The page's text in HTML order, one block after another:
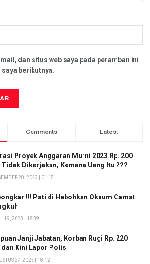
dan situs web saya pada peramban ini
berikutnya.
Comments Latest
Proyek Anggaran Murni 2023 Rp. 200
Dikerjakan, Kemana Uang Itu ???
28, 2023 | 01:15
!!! Pati di Hebohkan Oknum Camat
19, 2023 | 18:39
Janji Jabatan, Korban Rugi Rp. 220
dan Kini Lapor Polisi
27, 2025 | 18:12